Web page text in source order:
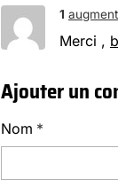
1
Merci ,
Ajouter un
Nom